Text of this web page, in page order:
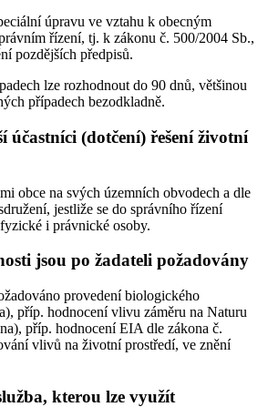
úpravu ve vztahu k obecným
řízení, tj. k zákonu č. 500/2004 Sb.,
pozdějších předpisů.
lze rozhodnout do 90 dnů, většinou
případech bezodkladně.
účastníci (dotčení) řešení životní
obce na svých územních obvodech a dle
jestliže se do správního řízení
i právnické osoby.
jsou po žadateli požadovány
provedení biologického
příp. hodnocení vlivu záměru na Naturu
příp. hodnocení EIA dle zákona č.
vlivů na životní prostředí, ve znění
kterou lze využít